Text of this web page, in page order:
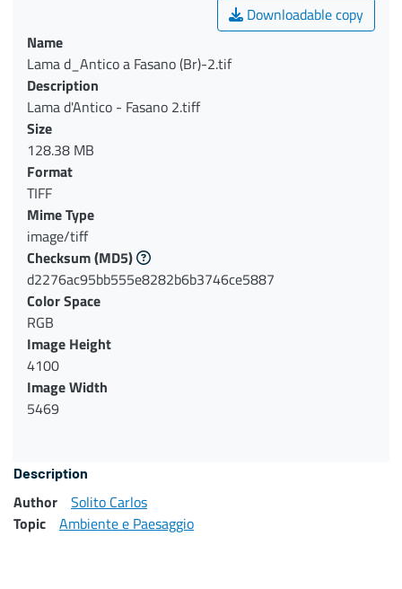
Downloadable copy
Name
Lama d_Antico a Fasano (Br)-2.tif
Description
Lama d'Antico - Fasano 2.tiff
Size
128.38 MB
Format
TIFF
Mime Type
image/tiff
Checksum(MD5)
d2276ac95bb555e8282b6b3746ce5887
Color Space
RGB
Image Height
4100
Image Width
5469
Description
Author
Solito Carlos
Topic
Ambiente e Paesaggio